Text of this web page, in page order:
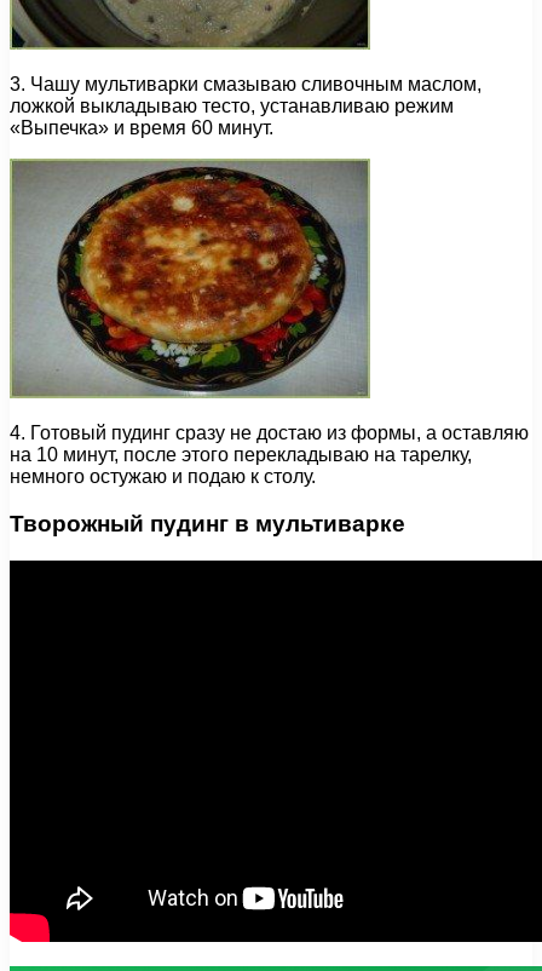
3. Чашу мультиварки смазываю сливочным маслом,
ложкой выкладываю тесто, устанавливаю режим
«Выпечка» и время 60 минут.
4. Готовый пудинг сразу не достаю из формы, а оставляю
на 10 минут, после этого перекладываю на тарелку,
немного остужаю и подаю к столу.
Творожный пудинг в мультиварке